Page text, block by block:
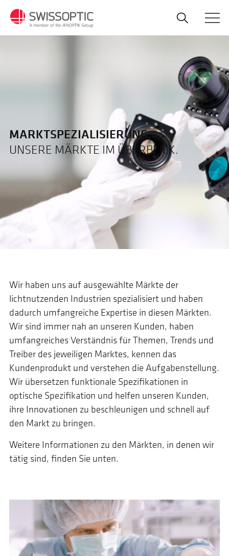
Direkt
zum
Inhalt
MARKTSPEZIALISIERUNG.
UNSERE MÄRKTE IM ÜBERBLICK.
Wir haben uns auf ausgewählte Märkte der
lichtnutzenden Industrien spezialisiert und haben
dadurch umfangreiche Expertise in diesen Märkten.
Wir sind immer nah an unseren Kunden, haben
umfangreiches Verständnis für Themen, Trends und
Treiber des jeweiligen Marktes, kennen das
Kundenprodukt und verstehen die Aufgabenstellung.
Wir übersetzen funktionale Spezifikationen in
optische Spezifikation und helfen unseren Kunden,
ihre Innovationen zu beschleunigen und schnell auf
den Markt zu bringen.
Weitere Informationen zu den Märkten, in denen wir
tätig sind, finden Sie unten.